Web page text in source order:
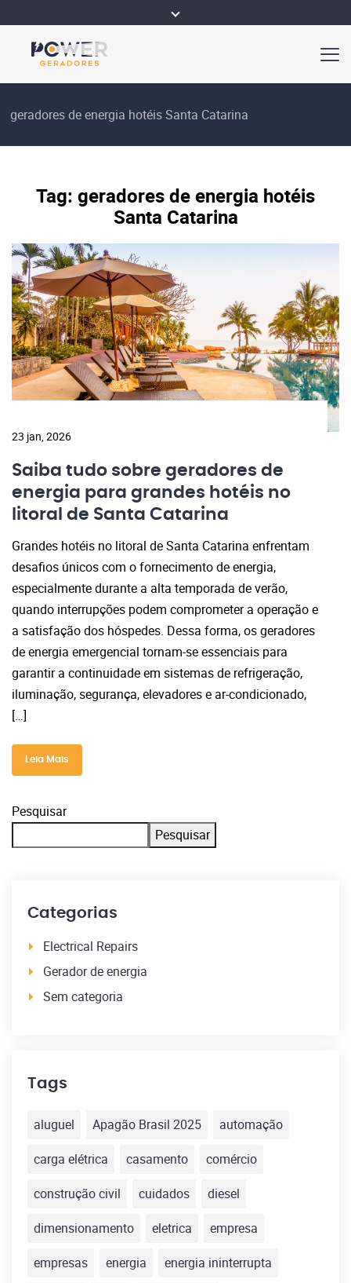
geradores de energia hotéis Santa Catarina
Tag: geradores de energia hotéis
Santa Catarina
23 jan, 2026
Saiba tudo sobre geradores de
energia para grandes hotéis no
litoral de Santa Catarina
Grandes hotéis no litoral de Santa Catarina enfrentam
desafios únicos com o fornecimento de energia,
especialmente durante a alta temporada de verão,
quando interrupções podem comprometer a operação e
a satisfação dos hóspedes. Dessa forma, os geradores
de energia emergencial tornam-se essenciais para
garantir a continuidade em sistemas de refrigeração,
iluminação, segurança, elevadores e ar-condicionado,
[…]
Leia Mais
Pesquisar
Pesquisar
Categorias
Electrical Repairs
Gerador de energia
Sem categoria
Tags
aluguel Apagão Brasil 2025
automação
carga elétrica
casamento
comércio
construção civil
cuidados
diesel
dimensionamento
eletrica
empresa
empresas
energia
energia ininterrupta